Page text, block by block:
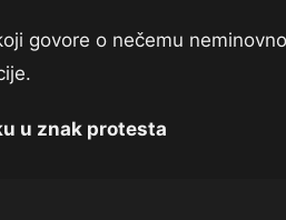
govore o nečemu
u znak protesta